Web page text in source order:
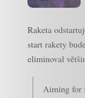
Raketa
start rakety
eliminoval
Aiming for